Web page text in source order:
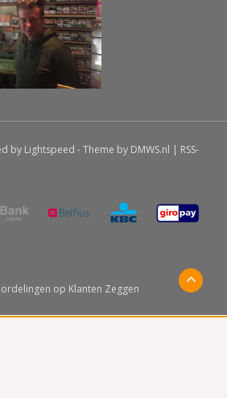
by Lightspeed - Theme by DMWS.nl | RSS-
op Klanten Zeggen